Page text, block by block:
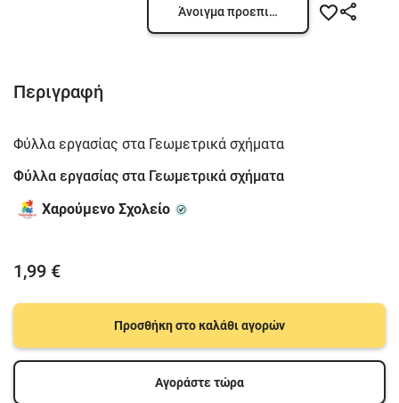
Άνοιγμα προεπισκόπησης
Περιγραφή
Φύλλα εργασίας στα Γεωμετρικά σχήματα
Φύλλα εργασίας στα Γεωμετρικά σχήματα
Χαρούμενο Σχολείο
1,99 €
Προσθήκη στο καλάθι αγορών
Αγοράστε τώρα